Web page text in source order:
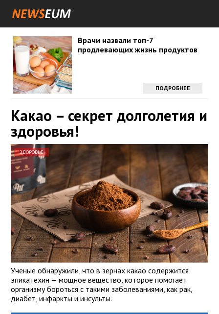
Врачи назвали топ-7
продлевающих жизнь продуктов
ПОДРОБНЕЕ
Какао – секрет долголетия и
здоровья!
ЗДОРОВЬЕ
Ученые обнаружили, что в зернах какао содержится
эпикатехин — мощное вещество, которое помогает
организму бороться с такими заболеваниями, как рак,
диабет, инфаркты и инсульты.